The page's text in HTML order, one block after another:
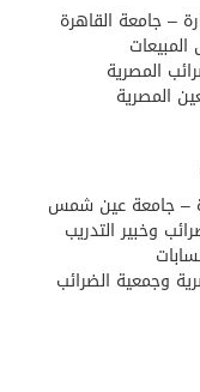
– جامعة القاهرة
المصرية
المصرية
– جامعة عين شمس
وخبير التدريب
وجمعية الضرائب